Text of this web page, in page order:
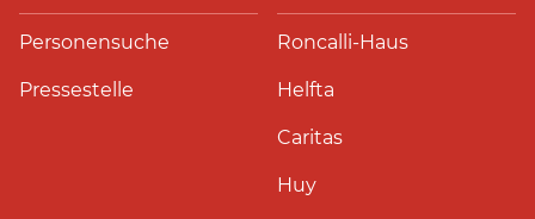
Personensuche
Pressestelle
Roncalli-Haus
Helfta
Caritas
Huy